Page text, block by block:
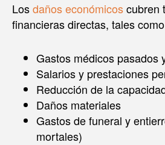
Losdaños económicoscubren
financieras directas, tales
Gastos médicos pasados
Salarios y prestaciones
Reducción de la
Daños materiales
Gastos de funeral y
mortales)